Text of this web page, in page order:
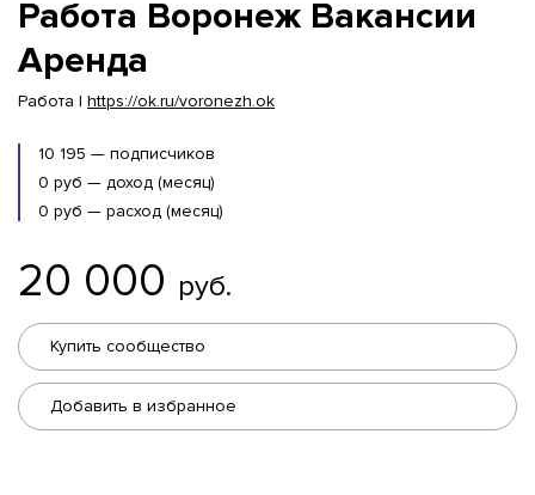
Работа Воронеж Вакансии
Аренда
Работа | https://ok.ru/voronezh.ok
10 195 — подписчиков
0 руб — доход (месяц)
0 руб — расход (месяц)
20 000 руб.
Купить сообщество
Добавить в избранное